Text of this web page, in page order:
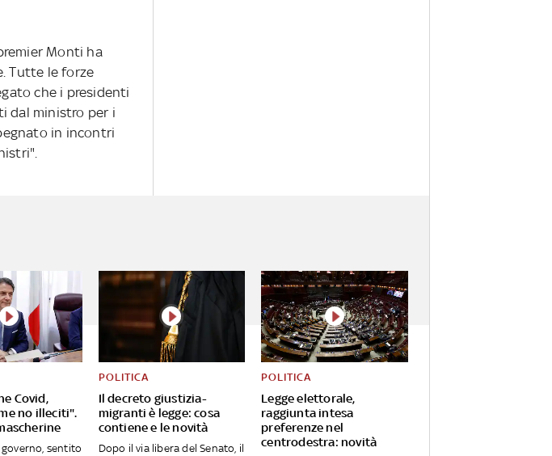
Monti ha
Tutte le forze
che i presidenti
dal ministro per i
in incontri
Covid,
no illeciti".
sentito
Il decreto giustizia-
migranti è legge: cosa
contiene e le novità
POLITICA
Dopo il via libera del Senato, il
Legge elettorale,
raggiunta intesa
preferenze nel
centrodestra: novità
POLITICA